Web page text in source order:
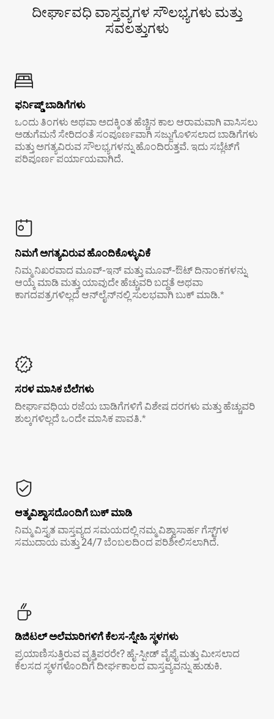
ದೀರ್ಘಾವಧಿ ವಾಸ್ತವ್ಯಗಳ ಸೌಲಭ್ಯಗಳು ಮತ್ತು
ಸವಲತ್ತುಗಳು
ಫರ್ನಿಷ್ಡ್ ಬಾಡಿಗೆಗಳು
ಒಂದು ತಿಂಗಳು ಅಥವಾ ಅದಕ್ಕಿಂತ ಹೆಚ್ಚಿನ ಕಾಲ ಆರಾಮವಾಗಿ ವಾಸಿಸಲು
ಅಡುಗೆಮನೆ ಸೇರಿದಂತೆ ಸಂಪೂರ್ಣವಾಗಿ ಸಜ್ಜುಗೊಳಿಸಲಾದ ಬಾಡಿಗೆಗಳು
ಮತ್ತು ಅಗತ್ಯವಿರುವ ಸೌಲಭ್ಯಗಳನ್ನು ಹೊಂದಿರುತ್ತವೆ. ಇದು ಸಬ್ಲೆಟ್‌ಗೆ
ಪರಿಪೂರ್ಣ ಪರ್ಯಾಯವಾಗಿದೆ.
ನಿಮಗೆ ಅಗತ್ಯವಿರುವ ಹೊಂದಿಕೊಳ್ಳುವಿಕೆ
ನಿಮ್ಮ ನಿಖರವಾದ ಮೂವ್-ಇನ್ ಮತ್ತು ಮೂವ್-ಔಟ್ ದಿನಾಂಕಗಳನ್ನು
ಆಯ್ಕೆ ಮಾಡಿ ಮತ್ತು ಯಾವುದೇ ಹೆಚ್ಚುವರಿ ಬದ್ಧತೆ ಅಥವಾ
ಕಾಗದಪತ್ರಗಳಿಲ್ಲದೆ ಆನ್‌ಲೈನ್‌ನಲ್ಲಿ ಸುಲಭವಾಗಿ ಬುಕ್ ಮಾಡಿ.*
ಸರಳ ಮಾಸಿಕ ಬೆಲೆಗಳು
ದೀರ್ಘಾವಧಿಯ ರಜೆಯ ಬಾಡಿಗೆಗಳಿಗೆ ವಿಶೇಷ ದರಗಳು ಮತ್ತು ಹೆಚ್ಚುವರಿ
ಶುಲ್ಕಗಳಿಲ್ಲದೆ ಒಂದೇ ಮಾಸಿಕ ಪಾವತಿ.*
ಆತ್ಮವಿಶ್ವಾಸದೊಂದಿಗೆ ಬುಕ್ ಮಾಡಿ
ನಿಮ್ಮ ವಿಸ್ತೃತ ವಾಸ್ತವ್ಯದ ಸಮಯದಲ್ಲಿ ನಮ್ಮ ವಿಶ್ವಾಸಾರ್ಹ ಗೆಸ್ಟ್‌ಗಳ
ಸಮುದಾಯ ಮತ್ತು 24/7 ಬೆಂಬಲದಿಂದ ಪರಿಶೀಲಿಸಲಾಗಿದೆ.
ಡಿಜಿಟಲ್ ಅಲೆಮಾರಿಗಳಿಗೆ ಕೆಲಸ-ಸ್ನೇಹಿ ಸ್ಥಳಗಳು
ಪ್ರಯಾಣಿಸುತ್ತಿರುವ ವೃತ್ತಿಪರರೇ? ಹೈ-ಸ್ಪೀಡ್ ವೈಫೈ ಮತ್ತು ಮೀಸಲಾದ
ಕೆಲಸದ ಸ್ಥಳಗಳೊಂದಿಗೆ ದೀರ್ಘಕಾಲದ ವಾಸ್ತವ್ಯವನ್ನು ಹುಡುಕಿ.